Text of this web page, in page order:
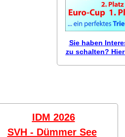
Sie haben
zu schalten?
IDM 2026
SVH - Dümmer See